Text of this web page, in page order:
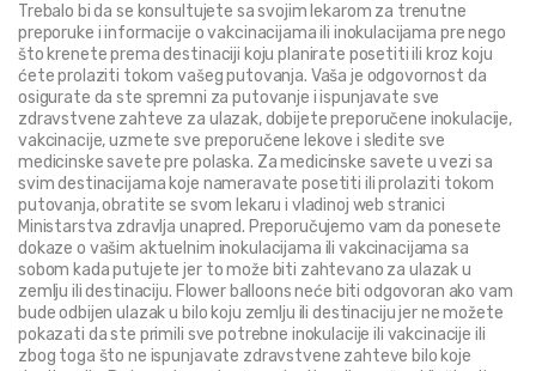
Trebalo bi da se konsultujete sa svojim lekarom za trenutne
preporuke i informacije o vakcinacijama ili inokulacijama pre nego
što krenete prema destinaciji koju planirate posetiti ili kroz koju
ćete prolaziti tokom vašeg putovanja. Vaša je odgovornost da
osigurate da ste spremni za putovanje i ispunjavate sve
zdravstvene zahteve za ulazak, dobijete preporučene inokulacije,
vakcinacije, uzmete sve preporučene lekove i sledite sve
medicinske savete pre polaska. Za medicinske savete u vezi sa
svim destinacijama koje nameravate posetiti ili prolaziti tokom
putovanja, obratite se svom lekaru i vladinoj web stranici
Ministarstva zdravlja unapred. Preporučujemo vam da ponesete
dokaze o vašim aktuelnim inokulacijama ili vakcinacijama sa
sobom kada putujete jer to može biti zahtevano za ulazak u
zemlju ili destinaciju. Flower balloons neće biti odgovoran ako vam
bude odbijen ulazak u bilo koju zemlju ili destinaciju jer ne možete
pokazati da ste primili sve potrebne inokulacije ili vakcinacije ili
zbog toga što ne ispunjavate zdravstvene zahteve bilo koje